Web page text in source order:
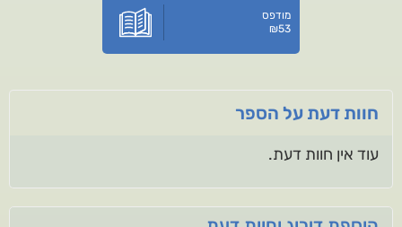
מודפס
₪53
חוות דעת על הספר
עוד אין חוות דעת.